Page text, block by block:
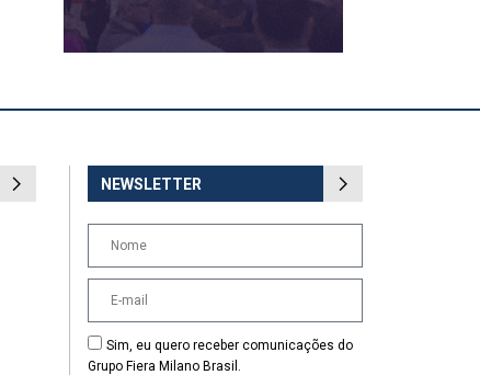
NEWSLETTER
Sim, eu quero receber comunicações do
Grupo Fiera Milano Brasil.